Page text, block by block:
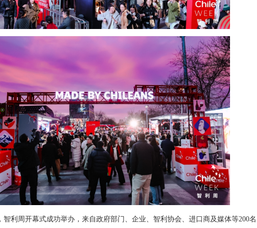
智利周开幕式成功举办，来自政府部门、企业、智利协会、进口商及媒体等200名